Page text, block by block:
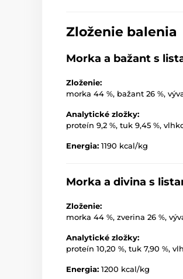
Zloženie balenia
Morka a bažant s
Zloženie:
morka 44 %, bažant 26 %,
Analytické zložky:
proteín 9,2 %, tuk 9,45 %,
Energia: 1190 kcal/kg
Morka a divina s
Zloženie:
morka 44 %, zverina 26 %,
Analytické zložky:
proteín 10,20 %, tuk 7,90 %,
Energia: 1200 kcal/kg